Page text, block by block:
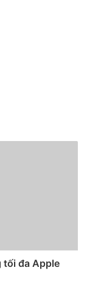
Hôm
công
kiện nổi
2021
đã tổ chức
tảng trực tuyến.
sự chú ý cho
Galaxy S21 bao
tối đa Apple